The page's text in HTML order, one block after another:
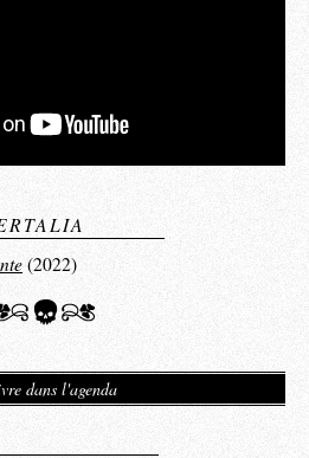
(2022)
dans l'agenda